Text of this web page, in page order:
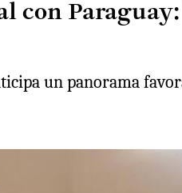
un panorama